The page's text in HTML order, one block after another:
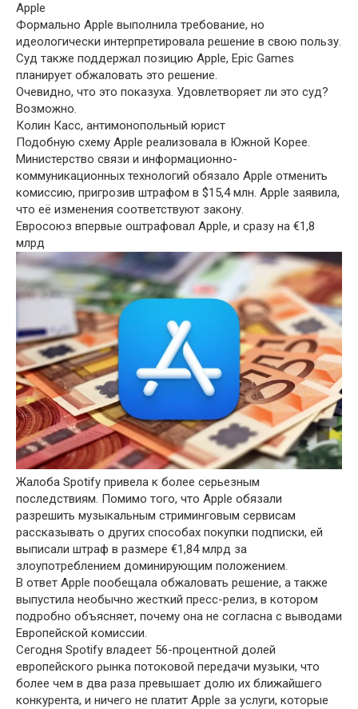
Apple
Формально Apple выполнила требование, но
идеологически интерпретировала решение в свою пользу.
Суд также поддержал позицию Apple, Epic Games
планирует обжаловать это решение.
Очевидно, что это показуха. Удовлетворяет ли это суд?
Возможно.
Колин Касс, антимонопольный юрист
Подобную схему Apple реализовала в Южной Корее.
Министерство связи и информационно-
коммуникационных технологий обязало Apple отменить
комиссию, пригрозив штрафом в $15,4 млн. Apple заявила,
что её изменения соответствуют закону.
Евросоюз впервые оштрафовал Apple, и сразу на €1,8
млрд
Жалоба Spotify привела к более серьезным
последствиям. Помимо того, что Apple обязали
разрешить музыкальным стриминговым сервисам
рассказывать о других способах покупки подписки, ей
выписали штраф в размере €1,84 млрд за
злоупотреблением доминирующим положением.
В ответ Apple пообещала обжаловать решение, а также
выпустила необычно жесткий пресс-релиз, в котором
подробно объясняет, почему она не согласна с выводами
Европейской комиссии.
Сегодня Spotify владеет 56-процентной долей
европейского рынка потоковой передачи музыки, что
более чем в два раза превышает долю их ближайшего
конкурента, и ничего не платит Apple за услуги, которые